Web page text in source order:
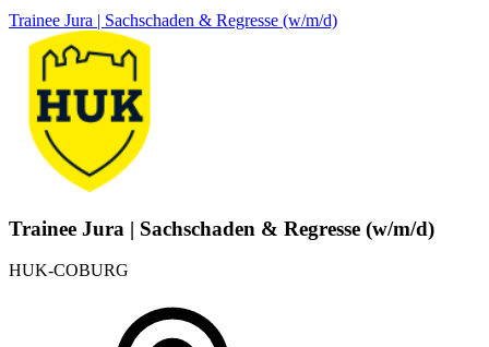
Trainee Jura | Sachschaden & Regresse (w/m/d)
Trainee Jura | Sachschaden & Regresse (w/m/d)
HUK-COBURG